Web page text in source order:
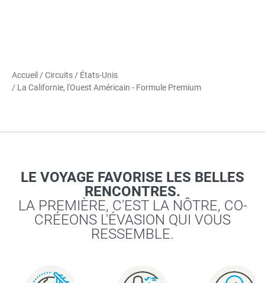
Accueil /Circuits / États-Unis
/ La Californie, l'Ouest Américain - Formule Premium
LE VOYAGE FAVORISE LES BELLES
RENCONTRES.
LA PREMIÈRE, C'EST LA NÔTRE, CO-
CRÉEONS L'ÉVASION QUI VOUS
RESSEMBLE.